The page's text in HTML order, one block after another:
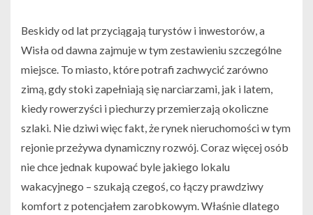
Beskidy od lat przyciągają turystów i inwestorów, a
Wisła od dawna zajmuje w tym zestawieniu szczególne
miejsce. To miasto, które potrafi zachwycić zarówno
zimą, gdy stoki zapełniają się narciarzami, jak i latem,
kiedy rowerzyści i piechurzy przemierzają okoliczne
szlaki. Nie dziwi więc fakt, że rynek nieruchomości w tym
rejonie przeżywa dynamiczny rozwój. Coraz więcej osób
nie chce jednak kupować byle jakiego lokalu
wakacyjnego – szukają czegoś, co łączy prawdziwy
komfort z potencjałem zarobkowym. Właśnie dlatego